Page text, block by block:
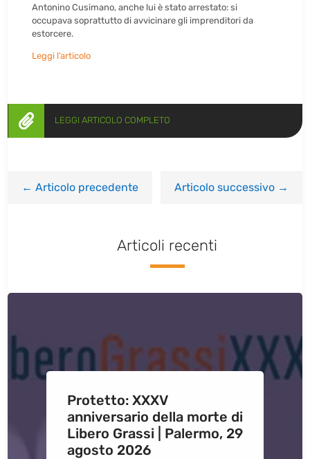
Antonino Cusimano, anche lui è stato arrestato: si
occupava soprattutto di avvicinare gli imprenditori da
estorcere.
Leggi l’articolo
 LEGGI ARTICOLO COMPLETO
←Articolo precedente Articolo successivo→
Articoli recenti
Protetto: XXXV
anniversario della morte di
Libero Grassi | Palermo, 29
agosto 2026